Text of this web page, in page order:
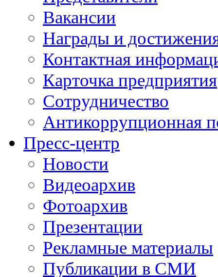
Вакансии
Награды и
Контактная
Карточка предприятия
Сотрудничество
Антикоррупционная
Пресс-центр
Новости
Видеоархив
Фотоархив
Презентации
Рекламные материалы
Публикации в СМИ